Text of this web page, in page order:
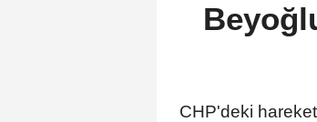
CHP'deki